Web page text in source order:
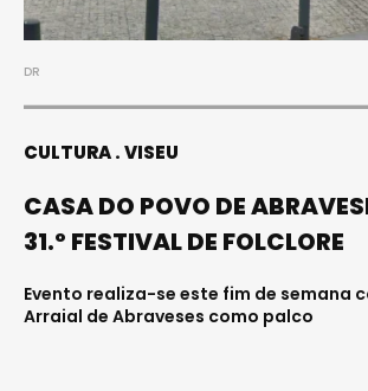
DR
CULTURA VISEU
CASA DO POVO DE
31.º FESTIVAL DE FOLCLORE
Evento realiza-se este fim de semana
Arraial de Abraveses como palco